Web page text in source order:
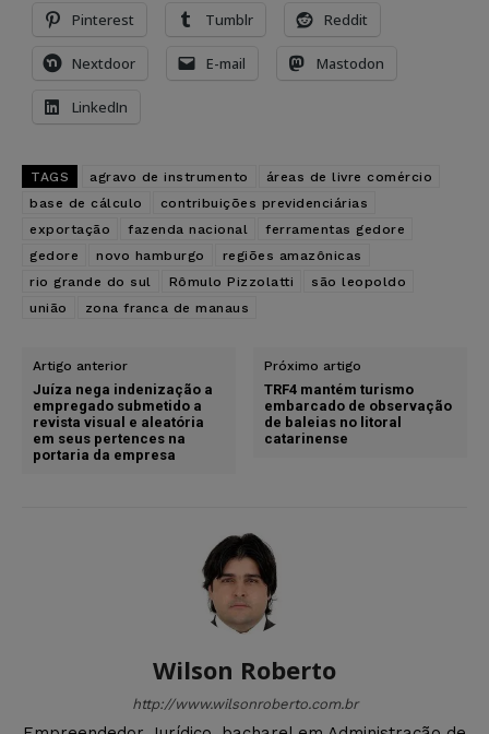
Pinterest Tumblr Reddit
Nextdoor E-mail Mastodon
LinkedIn
TAGS agravo de instrumento
áreas de livre comércio
base de cálculo
contribuições previdenciárias
exportação
fazenda nacional
ferramentas gedore
gedore
novo hamburgo
regiões amazônicas
rio grande do sul
Rômulo Pizzolatti
são leopoldo
união
zona franca de manaus
Artigo anterior
Juíza nega indenização a
empregado submetido a
revista visual e aleatória
em seus pertences na
portaria da empresa
Próximo artigo
TRF4 mantém turismo
embarcado de observação
de baleias no litoral
catarinense
Wilson Roberto
http://www.wilsonroberto.com.br